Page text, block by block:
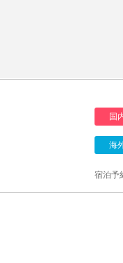
国
海
宿泊予